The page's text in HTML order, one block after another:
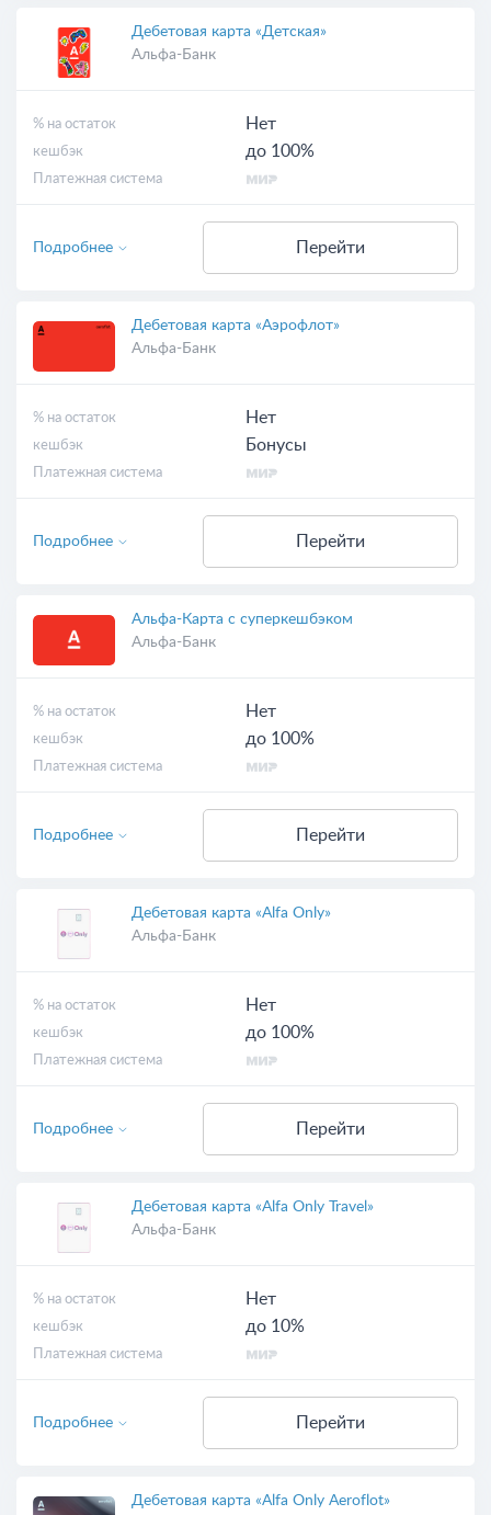
Дебетовая карта «Детская»
Альфа-Банк
% на остаток Нет
кешбэк до 100%
Платежная система
Перейти
Подробнее
Дебетовая карта «Аэрофлот»
Альфа-Банк
% на остаток Нет
кешбэк Бонусы
Платежная система
Перейти
Подробнее
Альфа-Карта с суперкешбэком
Альфа-Банк
% на остаток Нет
кешбэк до 100%
Платежная система
Перейти
Подробнее
Дебетовая карта «Alfa Only»
Альфа-Банк
% на остаток Нет
кешбэк до 100%
Платежная система
Перейти
Подробнее
Дебетовая карта «Alfa Only Travel»
Альфа-Банк
% на остаток Нет
кешбэк до 10%
Платежная система
Перейти
Подробнее
Дебетовая карта «Alfa Only Aeroflot»